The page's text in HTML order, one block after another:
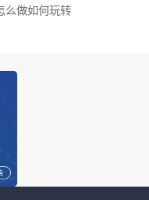
么做如何玩转